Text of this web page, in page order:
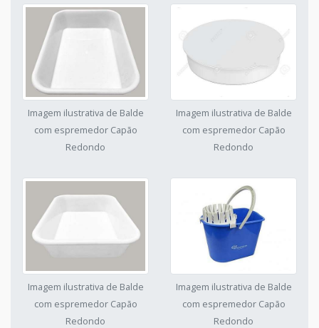
Imagem ilustrativa de Balde
com espremedor Capão
Redondo
Imagem ilustrativa de Balde
com espremedor Capão
Redondo
Imagem ilustrativa de Balde
com espremedor Capão
Redondo
Imagem ilustrativa de Balde
com espremedor Capão
Redondo